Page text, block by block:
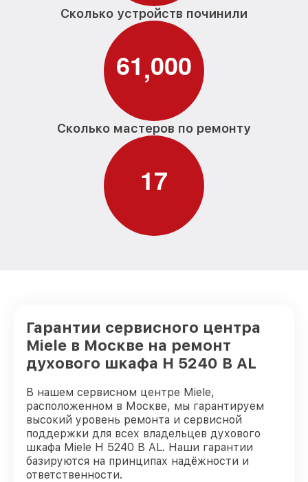
Сколько устройств починили
61,000
Сколько мастеров по ремонту
17
Гарантии сервисного центра
Miele в Москве на ремонт
духового шкафа H 5240 B AL
В нашем сервисном центре Miele,
расположенном в Москве, мы гарантируем
высокий уровень ремонта и сервисной
поддержки для всех владельцев духового
шкафа Miele H 5240 B AL. Наши гарантии
базируются на принципах надёжности и
ответственности.